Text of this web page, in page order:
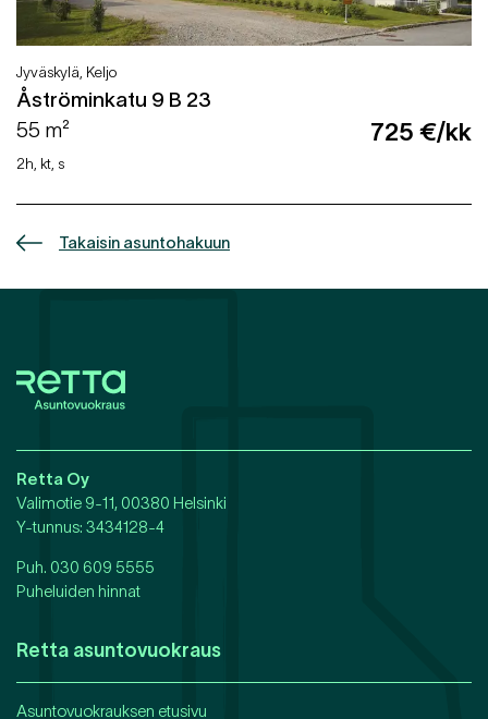
Jyväskylä, Keljo
Åströminkatu 9 B 23
55 m²
725 €/kk
2h, kt, s
Takaisin asuntohakuun
Retta Oy
Valimotie 9-11, 00380 Helsinki
Y-tunnus: 3434128-4
Puh. 030 609 5555
Puheluiden hinnat
Retta asuntovuokraus
Asuntovuokrauksen etusivu